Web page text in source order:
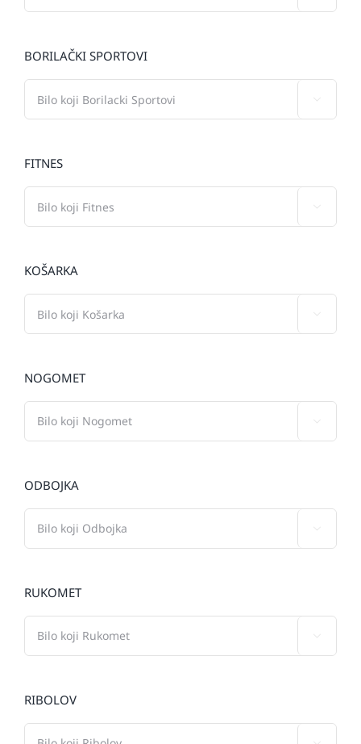
BORILAČKI SPORTOVI
FITNES
KOŠARKA
NOGOMET
ODBOJKA
RUKOMET
RIBOLOV